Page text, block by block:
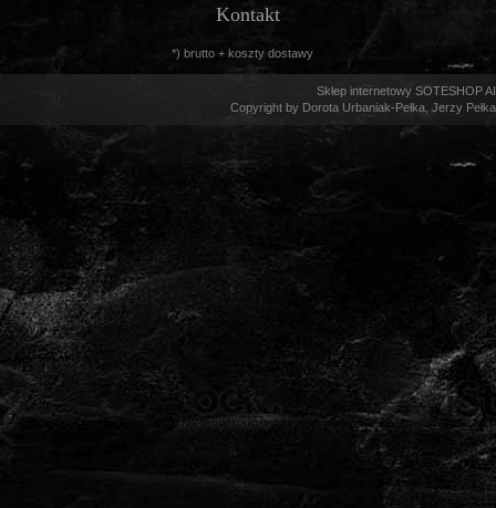
Kontakt
*) brutto + koszty dostawy
Sklep internetowy SOTESHOP AI
Copyright by Dorota Urbaniak-Pełka, Jerzy Pełka